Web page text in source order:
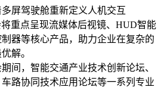
屏驾驶舱重新定义人机交互
将重点呈现流媒体后视镜、HUD智能
器等核心产品，助力企业在复杂的
解。
间，智能交通产业技术创新论坛、
路协同技术应用论坛等一系列专业